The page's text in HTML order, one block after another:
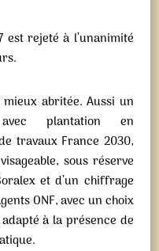
est rejeté à l’unanimité
abritée. Aussi un
plantation en
travaux France 2030,
sous réserve
et d’un chiffrage
ONF, avec un choix
à la présence de